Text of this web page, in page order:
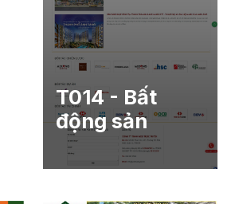
T014 - Bất
động sản